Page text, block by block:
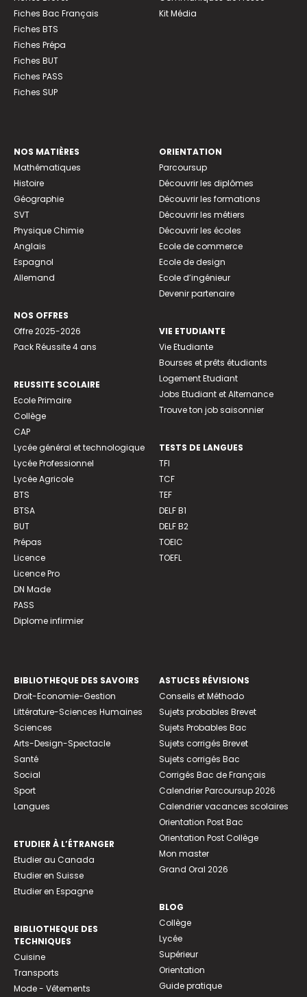
Fiches Bac Français
Fiches BTS
Fiches Prépa
Fiches BUT
Fiches PASS
Fiches SUP
Kit Média
NOS MATIÈRES
Mathématiques
Histoire
Géographie
SVT
Physique Chimie
Anglais
Espagnol
Allemand
NOS OFFRES
Offre 2025-2026
Pack Réussite 4 ans
REUSSITE SCOLAIRE
Ecole Primaire
Collège
CAP
Lycée général et technologique
Lycée Professionnel
Lycée Agricole
BTS
BTSA
BUT
Prépas
Licence
Licence Pro
DN Made
PASS
Diplome infirmier
ORIENTATION
Parcoursup
Découvrir les diplômes
Découvrir les formations
Découvrir les métiers
Découvrir les écoles
Ecole de commerce
Ecole de design
Ecole d’ingénieur
Devenir partenaire
VIE ETUDIANTE
Vie Etudiante
Bourses et prêts étudiants
Logement Etudiant
Jobs Etudiant et Alternance
Trouve ton job saisonnier
TESTS DE LANGUES
TFI
TCF
TEF
DELF B1
DELF B2
TOEIC
TOEFL
BIBLIOTHEQUE DES SAVOIRS
Droit-Economie-Gestion
Littérature-Sciences Humaines
Sciences
Arts-Design-Spectacle
Santé
Social
Sport
Langues
ETUDIER À L’ÉTRANGER
Etudier au Canada
Etudier en Suisse
Etudier en Espagne
BIBLIOTHEQUE DES
TECHNIQUES
Cuisine
Transports
Mode - Vêtements
ASTUCES RÉVISIONS
Conseils et Méthodo
Sujets probables Brevet
Sujets Probables Bac
Sujets corrigés Brevet
Sujets corrigés Bac
Corrigés Bac de Français
Calendrier Parcoursup 2026
Calendrier vacances scolaires
Orientation Post Bac
Orientation Post Collège
Mon master
Grand Oral 2026
BLOG
Collège
Lycée
Supérieur
Orientation
Guide pratique